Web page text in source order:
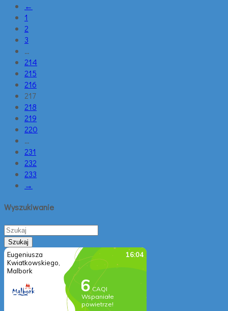
←
1
2
3
…
214
215
216
217
218
219
220
…
231
232
233
→
Wyszukiwanie